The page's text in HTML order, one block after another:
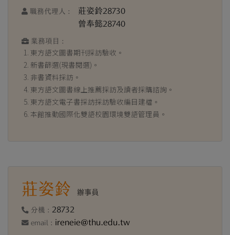
職務代理人 :
莊姿鈴28730
曾奉懿28740
業務項目 :
東方語文圖書期刊採訪驗收。
新書篩選(現書閱選)。
非書資料採訪。
東方語文圖書線上推薦採訪及讀者採購諮詢。
東方語文電子書採訪採訪驗收編目建檔。
本館推動國際化雙語校園環境雙語管理員。
莊姿鈴 辦事員
分機 : 28732
email : ireneie@thu.edu.tw